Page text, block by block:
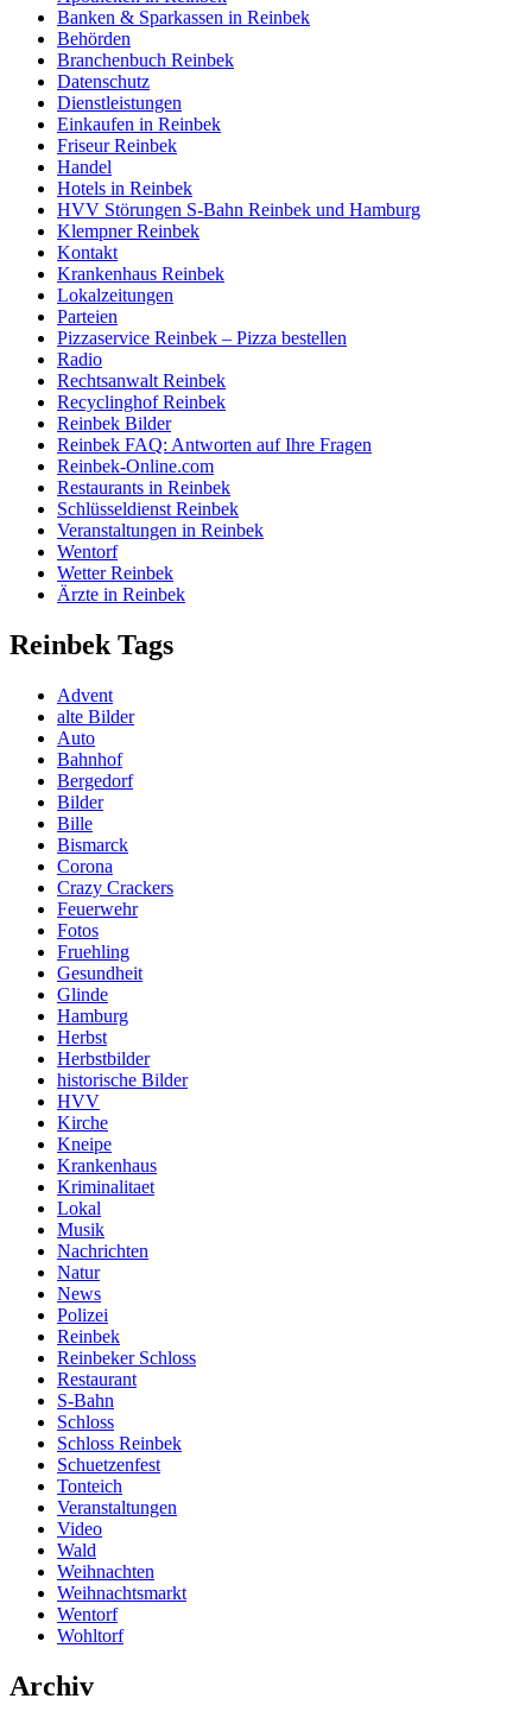
Banken & Sparkassen in Reinbek
Behörden
Branchenbuch Reinbek
Datenschutz
Dienstleistungen
Einkaufen in Reinbek
Friseur Reinbek
Handel
Hotels in Reinbek
HVV Störungen S-Bahn Reinbek und Hamburg
Klempner Reinbek
Kontakt
Krankenhaus Reinbek
Lokalzeitungen
Parteien
Pizzaservice Reinbek – Pizza bestellen
Radio
Rechtsanwalt Reinbek
Recyclinghof Reinbek
Reinbek Bilder
Reinbek FAQ: Antworten auf Ihre Fragen
Reinbek-Online.com
Restaurants in Reinbek
Schlüsseldienst Reinbek
Veranstaltungen in Reinbek
Wentorf
Wetter Reinbek
Ärzte in Reinbek
Reinbek Tags
Advent
alte Bilder
Auto
Bahnhof
Bergedorf
Bilder
Bille
Bismarck
Corona
Crazy Crackers
Feuerwehr
Fotos
Fruehling
Gesundheit
Glinde
Hamburg
Herbst
Herbstbilder
historische Bilder
HVV
Kirche
Kneipe
Krankenhaus
Kriminalitaet
Lokal
Musik
Nachrichten
Natur
News
Polizei
Reinbek
Reinbeker Schloss
Restaurant
S-Bahn
Schloss
Schloss Reinbek
Schuetzenfest
Tonteich
Veranstaltungen
Video
Wald
Weihnachten
Weihnachtsmarkt
Wentorf
Wohltorf
Archiv